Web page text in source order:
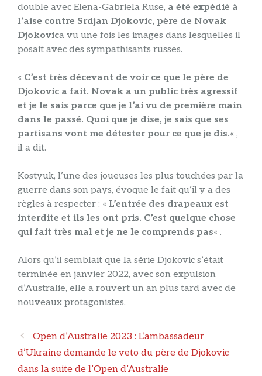
double avec Elena-Gabriela Ruse, a été expédié à
l’aise contre Srdjan Djokovic, père de Novak
Djokovica vu une fois les images dans lesquelles il
posait avec des sympathisants russes.
« C’est très décevant de voir ce que le père de
Djokovic a fait. Novak a un public très agressif
et je le sais parce que je l’ai vu de première main
dans le passé. Quoi que je dise, je sais que ses
partisans vont me détester pour ce que je dis.« ,
il a dit.
Kostyuk, l’une des joueuses les plus touchées par la
guerre dans son pays, évoque le fait qu’il y a des
règles à respecter : « L’entrée des drapeaux est
interdite et ils les ont pris. C’est quelque chose
qui fait très mal et je ne le comprends pas« .
Alors qu’il semblait que la série Djokovic s’était
terminée en janvier 2022, avec son expulsion
d’Australie, elle a rouvert un an plus tard avec de
nouveaux protagonistes.
Navigation
des
articles
Open d’Australie 2023 : L’ambassadeur
d’Ukraine demande le veto du père de Djokovic
dans la suite de l’Open d’Australie